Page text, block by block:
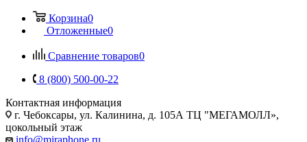
Корзина0
Отложенные0
Сравнение товаров0
8 (800) 500-00-22
Контактная информация
г. Чебоксары, ул. Калинина, д. 105А ТЦ "МЕГАМОЛЛ»,
цокольный этаж
info@miraphone.ru